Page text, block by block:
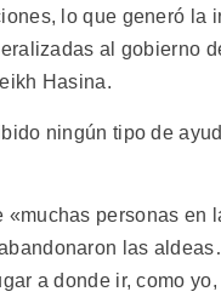
lo que generó la
al gobierno
Hasina.
ningún tipo de
«muchas personas en
las
a donde ir, como